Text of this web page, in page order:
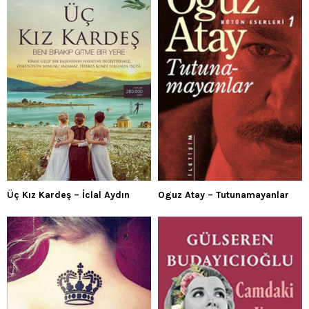
Üç Kız Kardeş – İclal Aydın Oguz Atay – Tutunamayanlar